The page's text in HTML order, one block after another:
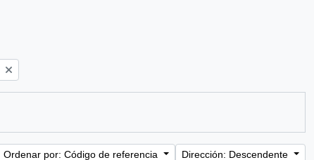
Ordenar por: Código de referencia Dirección: Descendente